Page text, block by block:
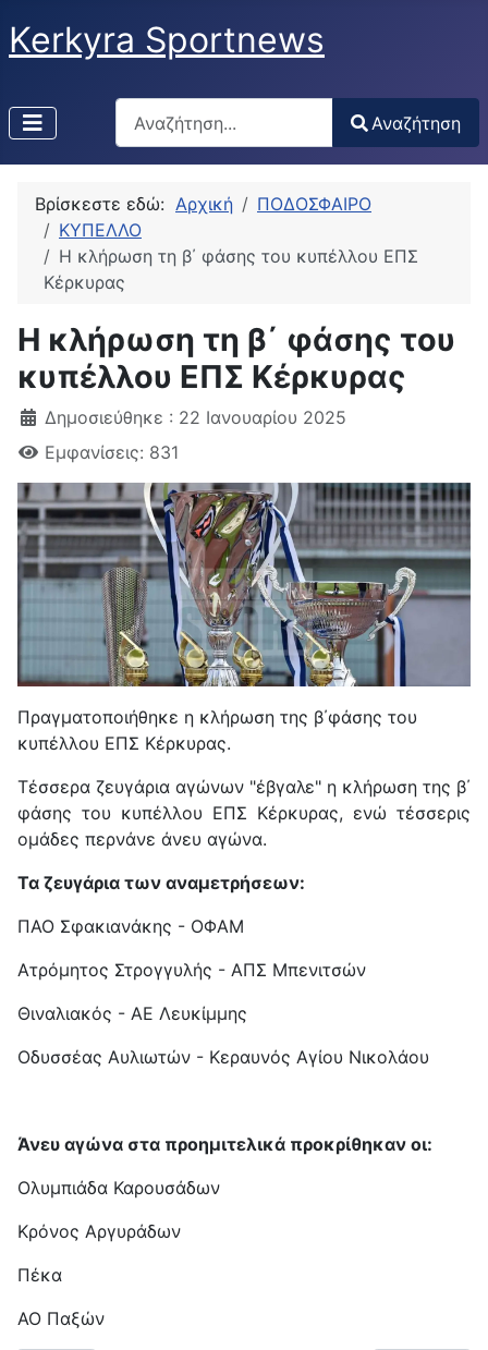
Kerkyra Sportnews
Αναζήτηση
Type 2 or more characters for results.
Αναζήτηση
Βρίσκεστε εδώ: Αρχική
ΠΟΔΟΣΦΑΙΡΟ
ΚΥΠΕΛΛΟ
H κλήρωση τη β΄ φάσης του κυπέλλου ΕΠΣ
Κέρκυρας
H κλήρωση τη β΄ φάσης του
κυπέλλου ΕΠΣ Κέρκυρας
Δημοσιεύθηκε : 22 Ιανουαρίου 2025
Εμφανίσεις: 831
Πραγματοποιήθηκε η κλήρωση της β΄φάσης του
κυπέλλου ΕΠΣ Κέρκυρας.
Τέσσερα ζευγάρια αγώνων "έβγαλε" η κλήρωση της β΄
φάσης του κυπέλλου ΕΠΣ Κέρκυρας, ενώ τέσσερις
ομάδες περνάνε άνευ αγώνα.
Τα ζευγάρια των αναμετρήσεων:
ΠΑΟ Σφακιανάκης - ΟΦΑΜ
Ατρόμητος Στρογγυλής - ΑΠΣ Μπενιτσών
Θιναλιακός - ΑΕ Λευκίμμης
Οδυσσέας Αυλιωτών - Κεραυνός Αγίου Νικολάου
Άνευ αγώνα στα προημιτελικά προκρίθηκαν οι:
Ολυμπιάδα Καρουσάδων
Κρόνος Αργυράδων
Πέκα
ΑΟ Παξών